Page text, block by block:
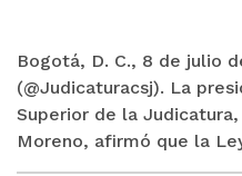
Bogotá, D. C., 8 de julio
(@Judicaturacsj). La
Superior de la
Moreno, afirmó que la